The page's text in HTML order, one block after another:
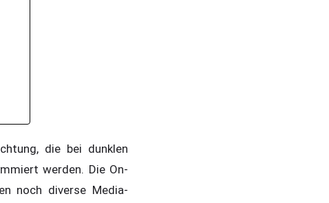
die bei dunklen
werden. Die On-
noch diverse Media-